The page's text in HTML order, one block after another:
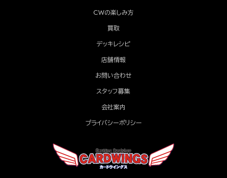
CWの楽しみ方
買取
デッキレシピ
店舗情報
お問い合わせ
スタッフ募集
会社案内
プライバシーポリシー